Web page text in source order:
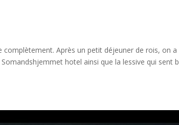
complètement. Après un petit déjeuner de rois, on a
hotel ainsi que la lessive qui sent